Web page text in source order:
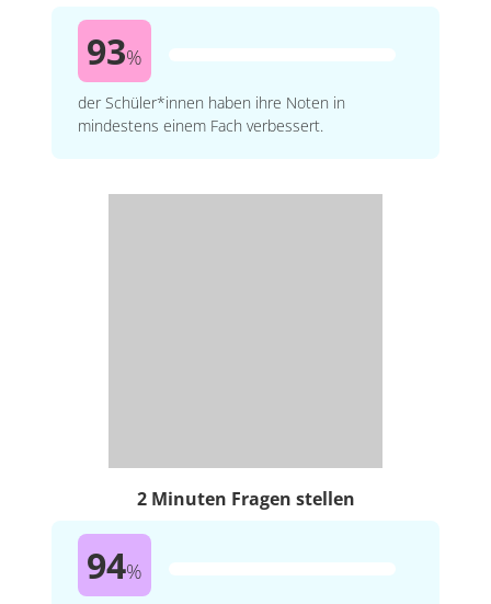
93%
der Schüler*innen haben ihre Noten in
mindestens einem Fach verbessert.
2 Minuten Fragen stellen
94%